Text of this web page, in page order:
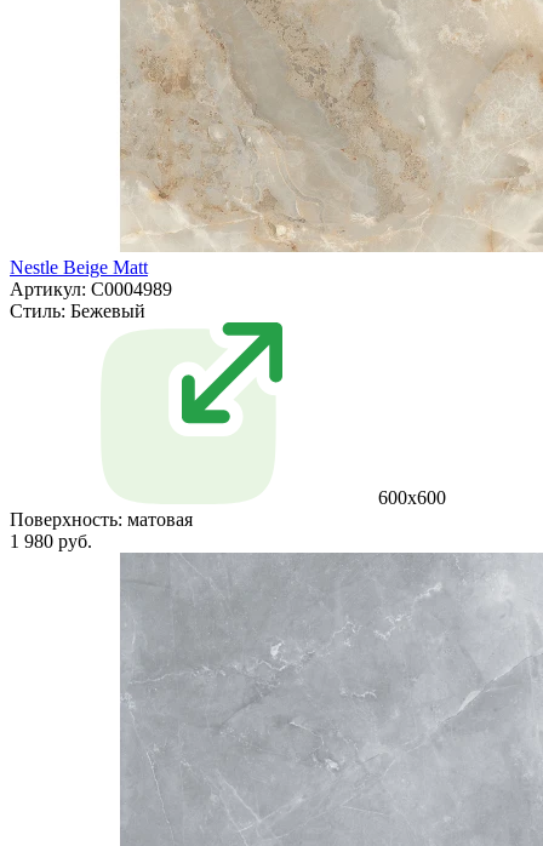
Nestle Beige Matt
Артикул: С0004989
Стиль: Бежевый
600x600
Поверхность: матовая
1 980 руб.